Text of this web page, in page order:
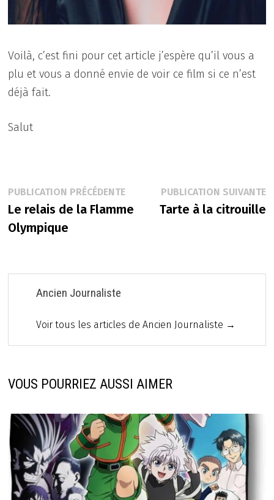
Voilà, c’est fini pour cet article j’espère qu’il vous a
plu et vous a donné envie de voir ce film si ce n’est
déjà fait.
Salut
Navigation
de
l’article
PUBLICATION PRÉCÉDENTEPublication
précédente :
Le relais de la Flamme
Olympique
PUBLICATION SUIVANTE
Tarte à la citrouille
Ancien Journaliste
Voir tous les articles de Ancien Journaliste →
VOUS POURRIEZ AUSSI AIMER